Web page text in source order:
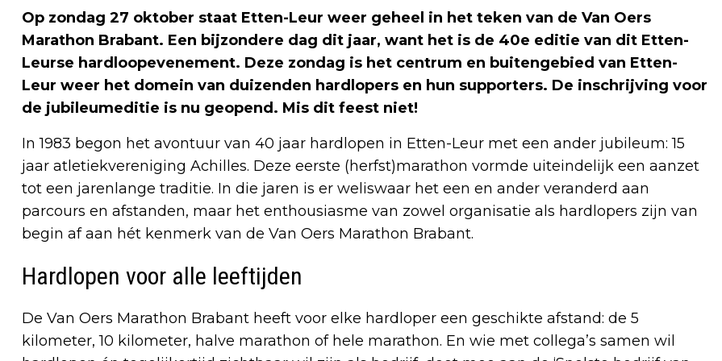
Op zondag 27 oktober staat Etten-Leur weer geheel in het teken van de Van Oers
Marathon Brabant. Een bijzondere dag dit jaar, want het is de 40e editie van dit Etten-
Leurse hardloopevenement. Deze zondag is het centrum en buitengebied van Etten-
Leur weer het domein van duizenden hardlopers en hun supporters. De inschrijving voor
de jubileumeditie is nu geopend. Mis dit feest niet!
In 1983 begon het avontuur van 40 jaar hardlopen in Etten-Leur met een ander jubileum: 15
jaar atletiekvereniging Achilles. Deze eerste (herfst)marathon vormde uiteindelijk een aanzet
tot een jarenlange traditie. In die jaren is er weliswaar het een en ander veranderd aan
parcours en afstanden, maar het enthousiasme van zowel organisatie als hardlopers zijn van
begin af aan hét kenmerk van de Van Oers Marathon Brabant.
Hardlopen voor alle leeftijden
De Van Oers Marathon Brabant heeft voor elke hardloper een geschikte afstand: de 5
kilometer, 10 kilometer, halve marathon of hele marathon. En wie met collega’s samen wil